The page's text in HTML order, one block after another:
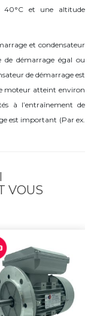
40°C et une altitude
et condensateur
de démarrage égal ou
de démarrage est
moteur atteint environ
à l’entraînement de
est important (Par ex.
VOUS